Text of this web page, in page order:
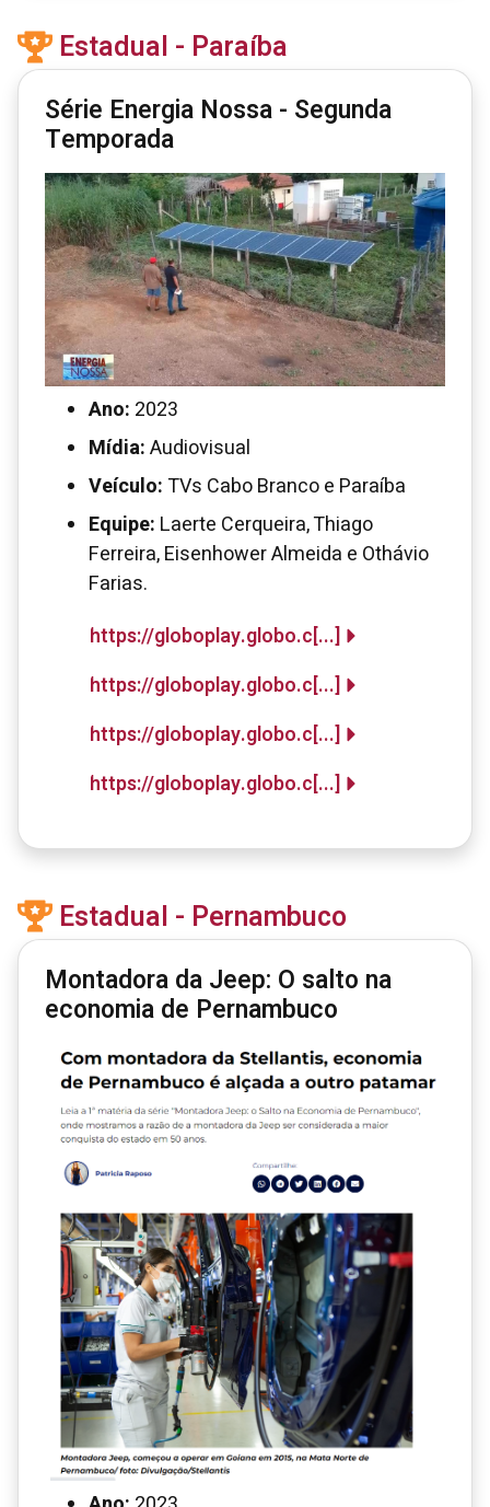
Estadual - Paraíba
Série Energia Nossa - Segunda
Temporada
Ano: 2023
Mídia:Audiovisual
Veículo: TVs Cabo Branco e Paraíba
Equipe: Laerte Cerqueira, Thiago
Ferreira, Eisenhower Almeida e Othávio
Farias.
https://globoplay.globo.c[...]
https://globoplay.globo.c[...]
https://globoplay.globo.c[...]
https://globoplay.globo.c[...]
Estadual - Pernambuco
Montadora da Jeep: O salto na
economia de Pernambuco